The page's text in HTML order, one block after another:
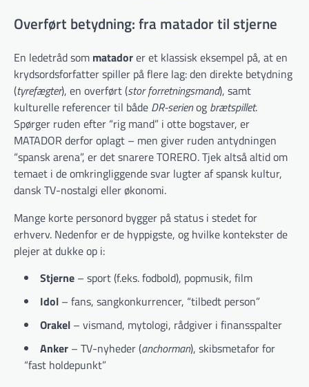
Overført betydning: fra matador til stjerne
En ledetråd som matadorer et klassisk eksempel på, at en
krydsordsforfatter spiller på flere lag: den direkte betydning
(tyrefægter), en overført (stor forretningsmand), samt
kulturelle referencer til både DR-serienog brætspillet.
Spørger ruden efter “rig mand” i otte bogstaver, er
MATADOR derfor oplagt – men giver ruden antydningen
“spansk arena”, er det snarere TORERO. Tjek altså altid om
temaet i de omkringliggende svar lugter af spansk kultur,
dansk TV-nostalgi eller økonomi.
Mange korte personord bygger på status i stedet for
erhverv. Nedenfor er de hyppigste, og hvilke kontekster de
plejer at dukke op i:
Stjerne – sport (f.eks. fodbold), popmusik, film
Idol – fans, sang­­konkurrencer, “tilbedt person”
Orakel – vismand, mytologi, rådgiver i finans­spalter
Anker – TV-nyheder (anchorman), skibs­metafor for
“fast holdepunkt”